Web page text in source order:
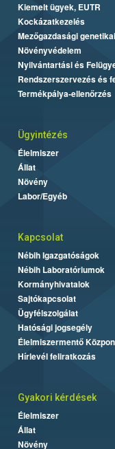
Kiemelt ügyek, EUTR
Kockázatkezelés
Mezőgazdasági
Növényvédelem
Nyilvántartási és
Rendszerszervezés és
Termékpálya-ellenőrzés
Ügyintézés
Élelmiszer
Állat
Növény
Labor/Egyéb
Kapcsolat
Nébih Igazgatóságok
Nébih Laboratóriumok
Kormányhivatalok
Sajtókapcsolat
Ügyfélszolgálat
Hatósági jogsegély
Élelmiszermentő
Hírlevél feliratkozás
Gyakori kérdések
Élelmiszer
Állat
Növény